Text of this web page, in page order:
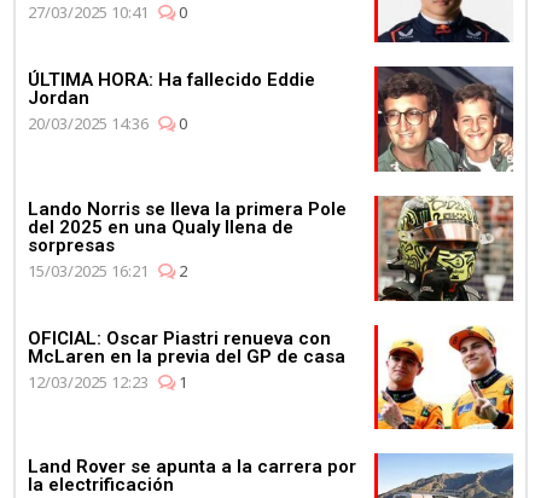
27/03/2025 10:41
0
ÚLTIMA HORA: Ha fallecido Eddie
Jordan
20/03/2025 14:36
0
Lando Norris se lleva la primera Pole
del 2025 en una Qualy llena de
sorpresas
15/03/2025 16:21
2
OFICIAL: Oscar Piastri renueva con
McLaren en la previa del GP de casa
12/03/2025 12:23
1
Land Rover se apunta a la carrera por
la electrificación